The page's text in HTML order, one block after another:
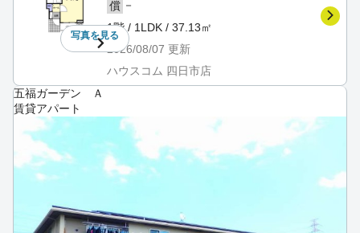
写真を見る
償 －
1階 / 1LDK / 37.13㎡
2026/08/07 更新
ハウスコム 四日市店
五福ガーデン Ａ
賃貸アパート